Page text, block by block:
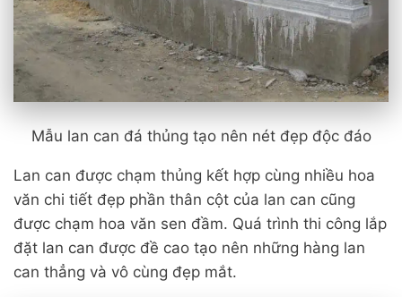
Mẫu lan can đá thủng tạo nên nét đẹp độc đáo
Lan can được chạm thủng kết hợp cùng nhiều hoa
văn chi tiết đẹp phần thân cột của lan can cũng
được chạm hoa văn sen đầm. Quá trình thi công lắp
đặt lan can được đề cao tạo nên những hàng lan
can thẳng và vô cùng đẹp mắt.